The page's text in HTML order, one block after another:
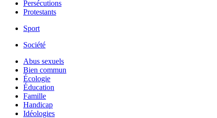
Persécutions
Protestants
Sport
Société
Abus sexuels
Bien commun
Écologie
Éducation
Famille
Handicap
Idéologies